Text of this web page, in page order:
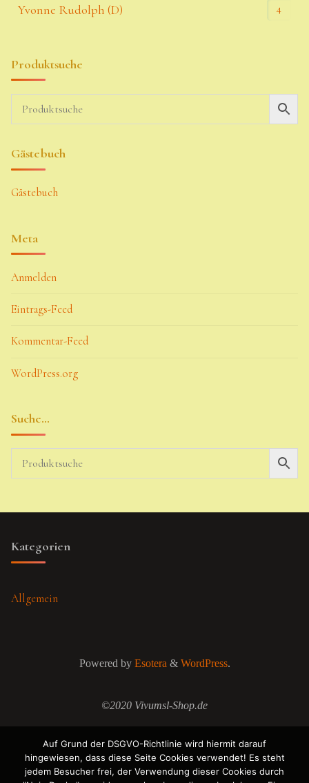
Yvonne Rudolph (D) 4
Produktsuche
Gästebuch
Gästebuch
Meta
Anmelden
Eintrags-Feed
Kommentar-Feed
WordPress.org
Suche…
Kategorien
Allgemein
Powered byEsotera& WordPress.
©2020 Vivumsl-Shop.de
Auf Grund der DSGVO-Richtlinie wird hiermit darauf
hingewiesen, dass diese Seite Cookies verwendet! Es steht
jedem Besucher frei, der Verwendung dieser Cookies durch